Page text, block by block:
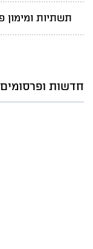
תשתיות ומימון
חדשות